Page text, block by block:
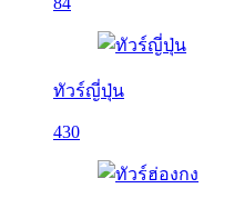
ทัวร์ญี่ปุ่น
430